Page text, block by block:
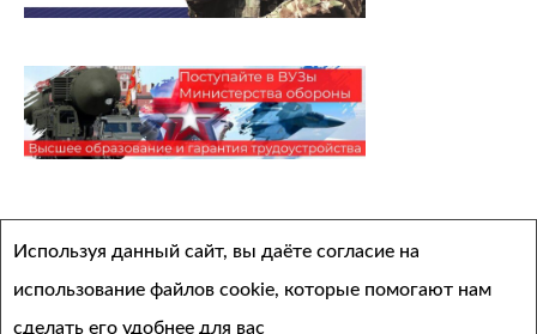
Архивы
Выберите месяц
Используя данный сайт, вы даёте согласие на
использование файлов cookie, которые помогают нам
сделать его удобнее для вас